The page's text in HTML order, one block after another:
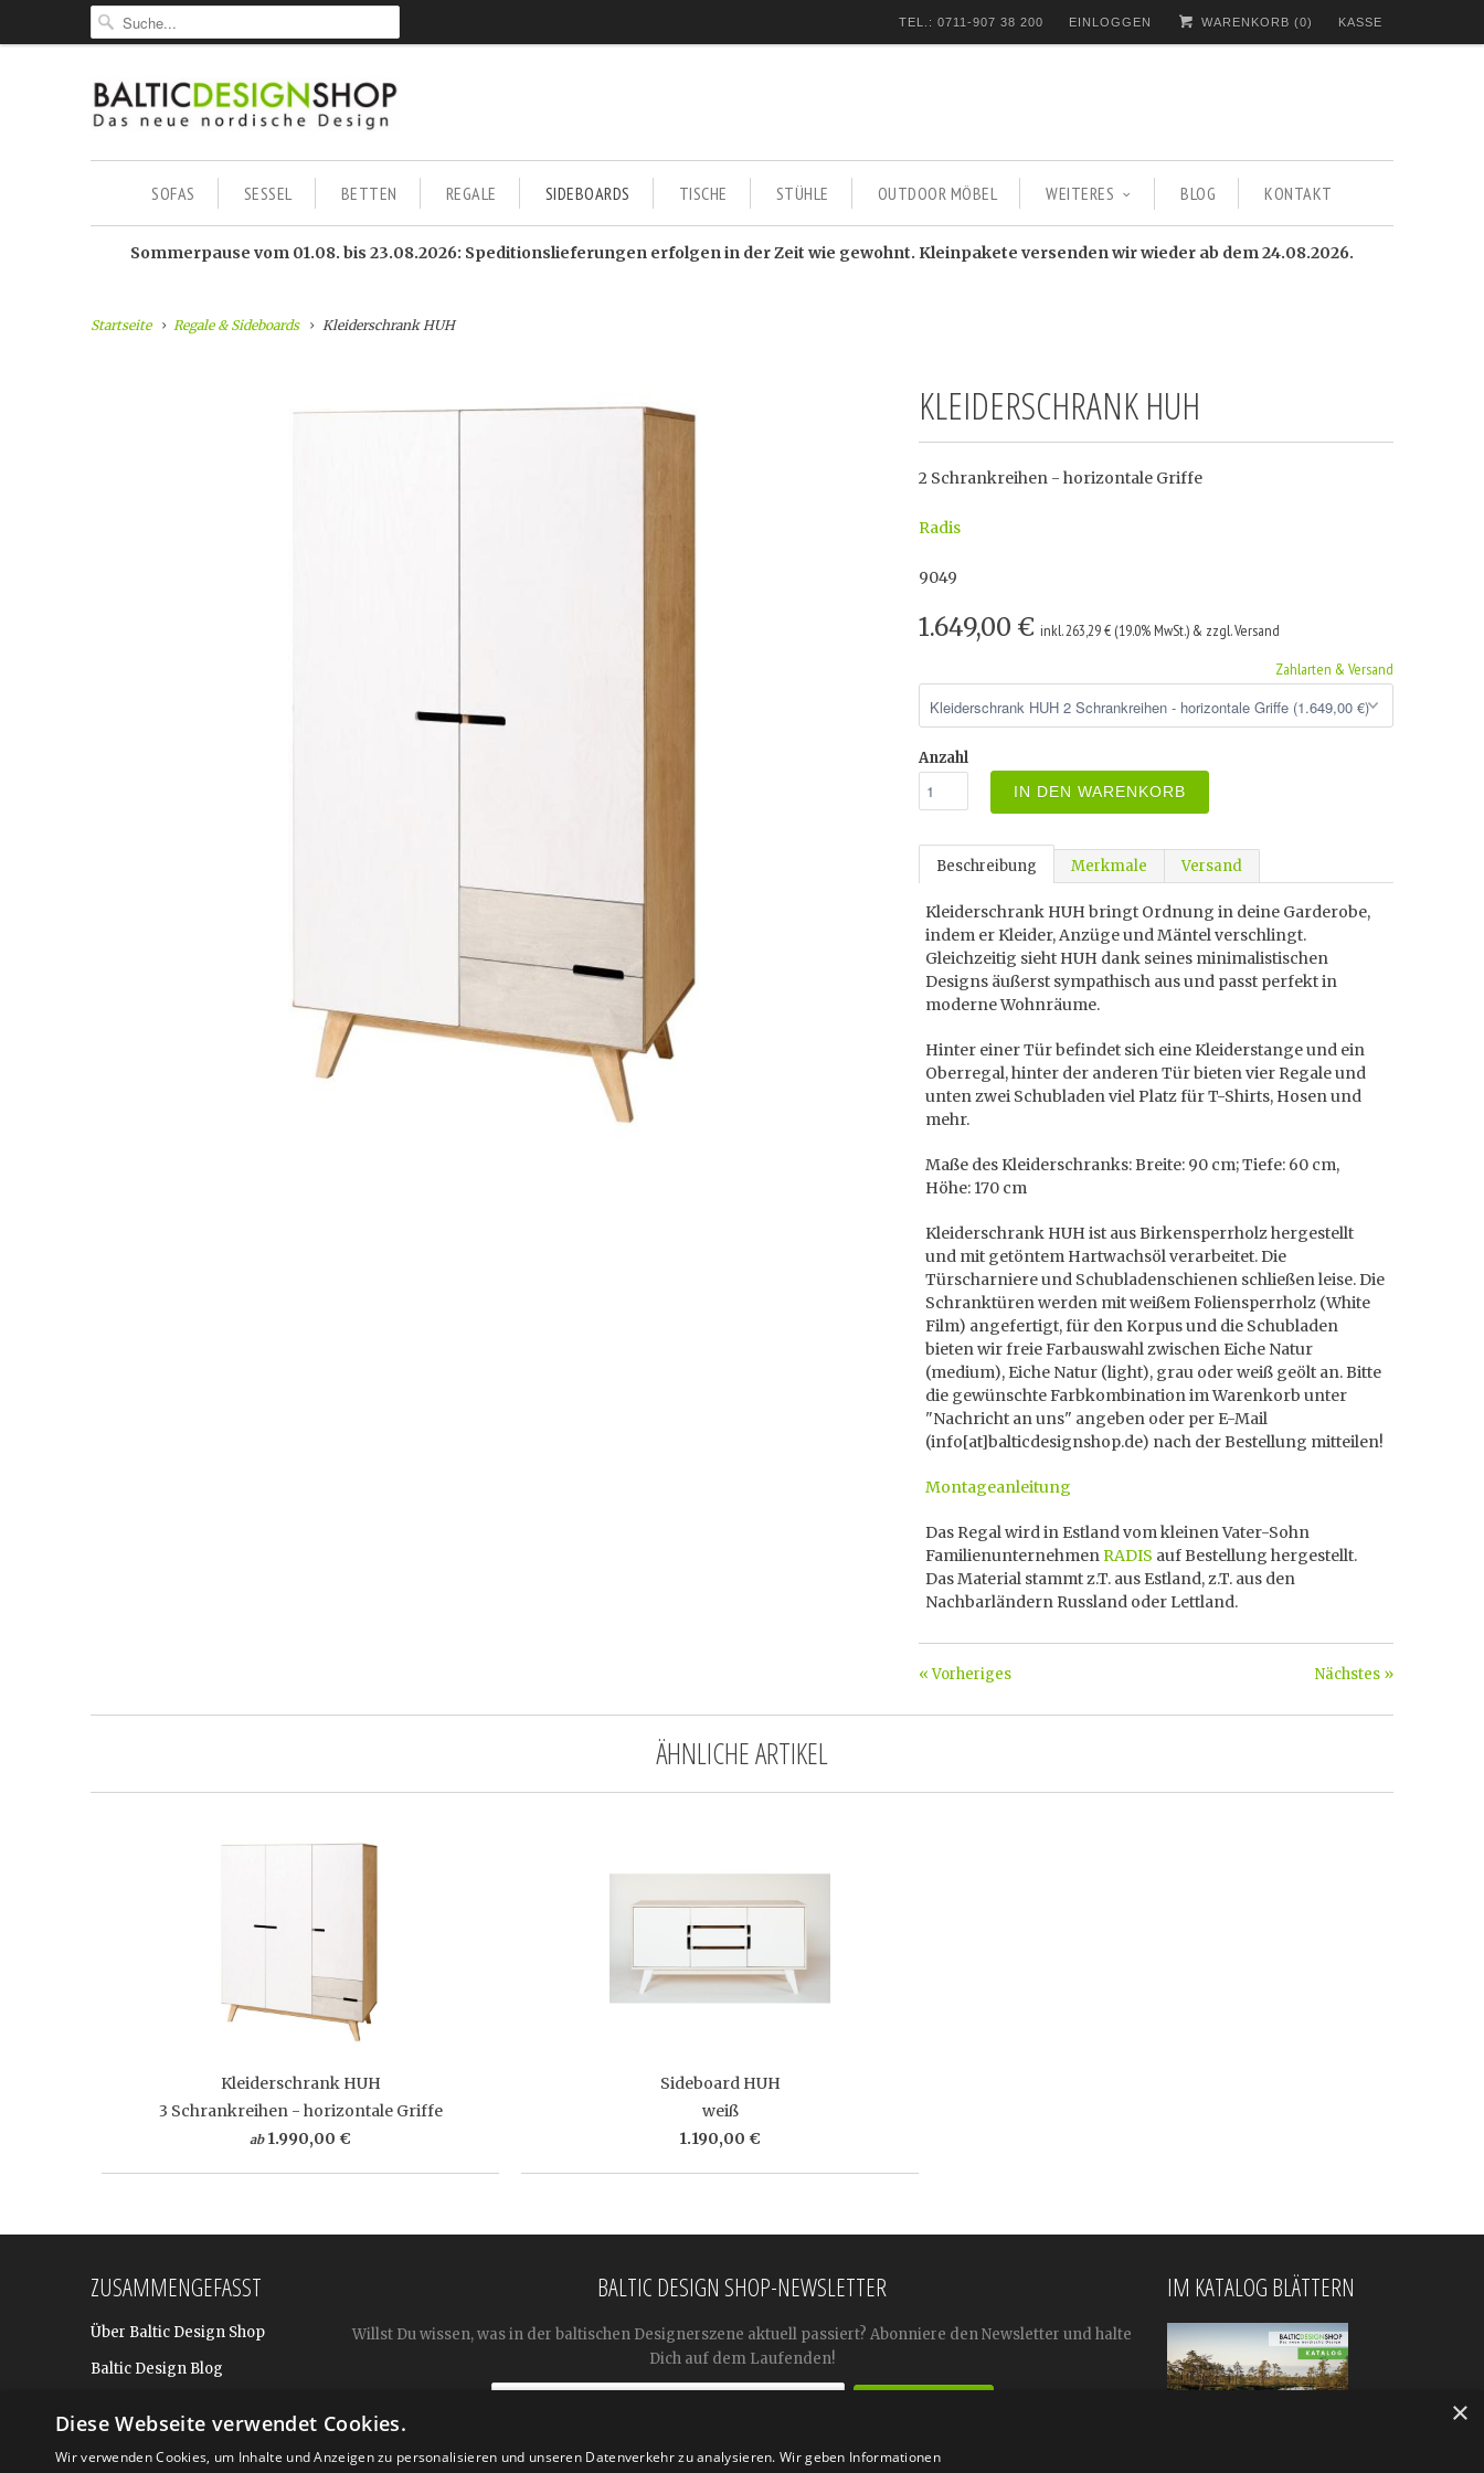
TEL.: 0711-907 38 200 EINLOGGEN WARENKORB (0) KASSE
SOFAS SESSEL BETTEN REGALE SIDEBOARDS TISCHE STÜHLE OUTDOOR MÖBEL WEITERES BLOG KONTAKT
Sommerpause vom 01.08. bis 23.08.2026: Speditionslieferungen erfolgen in der Zeit wie gewohnt. Kleinpakete versenden wir wieder ab dem 24.08.2026.
Startseite Regale & Sideboards Kleiderschrank HUH
KLEIDERSCHRANK HUH
2 Schrankreihen - horizontale Griffe
Radis
9049
1.649,00 € inkl. 263,29 € (19.0% MwSt.) & zzgl. Versand
Zahlarten & Versand
Anzahl
IN DEN WARENKORB
Beschreibung Merkmale Versand
Kleiderschrank HUH bringt Ordnung in deine Garderobe,
indem er Kleider, Anzüge und Mäntel verschlingt.
Gleichzeitig sieht HUH dank seines minimalistischen
Designs äußerst sympathisch aus und passt perfekt in
moderne Wohnräume.
Hinter einer Tür befindet sich eine Kleiderstange und ein
Oberregal, hinter der anderen Tür bieten vier Regale und
unten zwei Schubladen viel Platz für T-Shirts, Hosen und
mehr.
Maße des Kleiderschranks: Breite: 90 cm; Tiefe: 60 cm,
Höhe: 170 cm
Kleiderschrank HUH ist aus Birkensperrholz hergestellt
und mit getöntem Hartwachsöl verarbeitet. Die
Türscharniere und Schubladenschienen schließen leise. Die
Schranktüren werden mit weißem Foliensperrholz (White
Film) angefertigt, für den Korpus und die Schubladen
bieten wir freie Farbauswahl zwischen Eiche Natur
(medium), Eiche Natur (light), grau oder weiß geölt an. Bitte
die gewünschte Farbkombination im Warenkorb unter
"Nachricht an uns" angeben oder per E-Mail
(info[at]balticdesignshop.de) nach der Bestellung mitteilen!
Montageanleitung
Das Regal wird in Estland vom kleinen Vater-Sohn
FamilienunternehmenRADIS auf Bestellung hergestellt.
Das Material stammt z.T. aus Estland, z.T. aus den
Nachbarländern Russland oder Lettland.
Nächstes »
« Vorheriges
ÄHNLICHE ARTIKEL
Kleiderschrank HUH
3 Schrankreihen - horizontale Griffe
ab 1.990,00 €
Sideboard HUH
weiß
1.190,00 €
ZUSAMMENGEFASST
Über Baltic Design Shop
Baltic Design Blog
BALTIC DESIGN SHOP-NEWSLETTER
Willst Du wissen, was in der baltischen Designerszene aktuell passiert? Abonniere den Newsletter und halte
Dich auf dem Laufenden!
IM KATALOG BLÄTTERN
×
Diese Webseite verwendet Cookies.
Wir verwenden Cookies, um Inhalte und Anzeigen zu personalisieren und unseren Datenverkehr zu analysieren. Wir geben Informationen